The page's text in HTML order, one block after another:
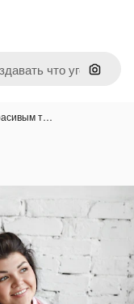
Поиск
т…